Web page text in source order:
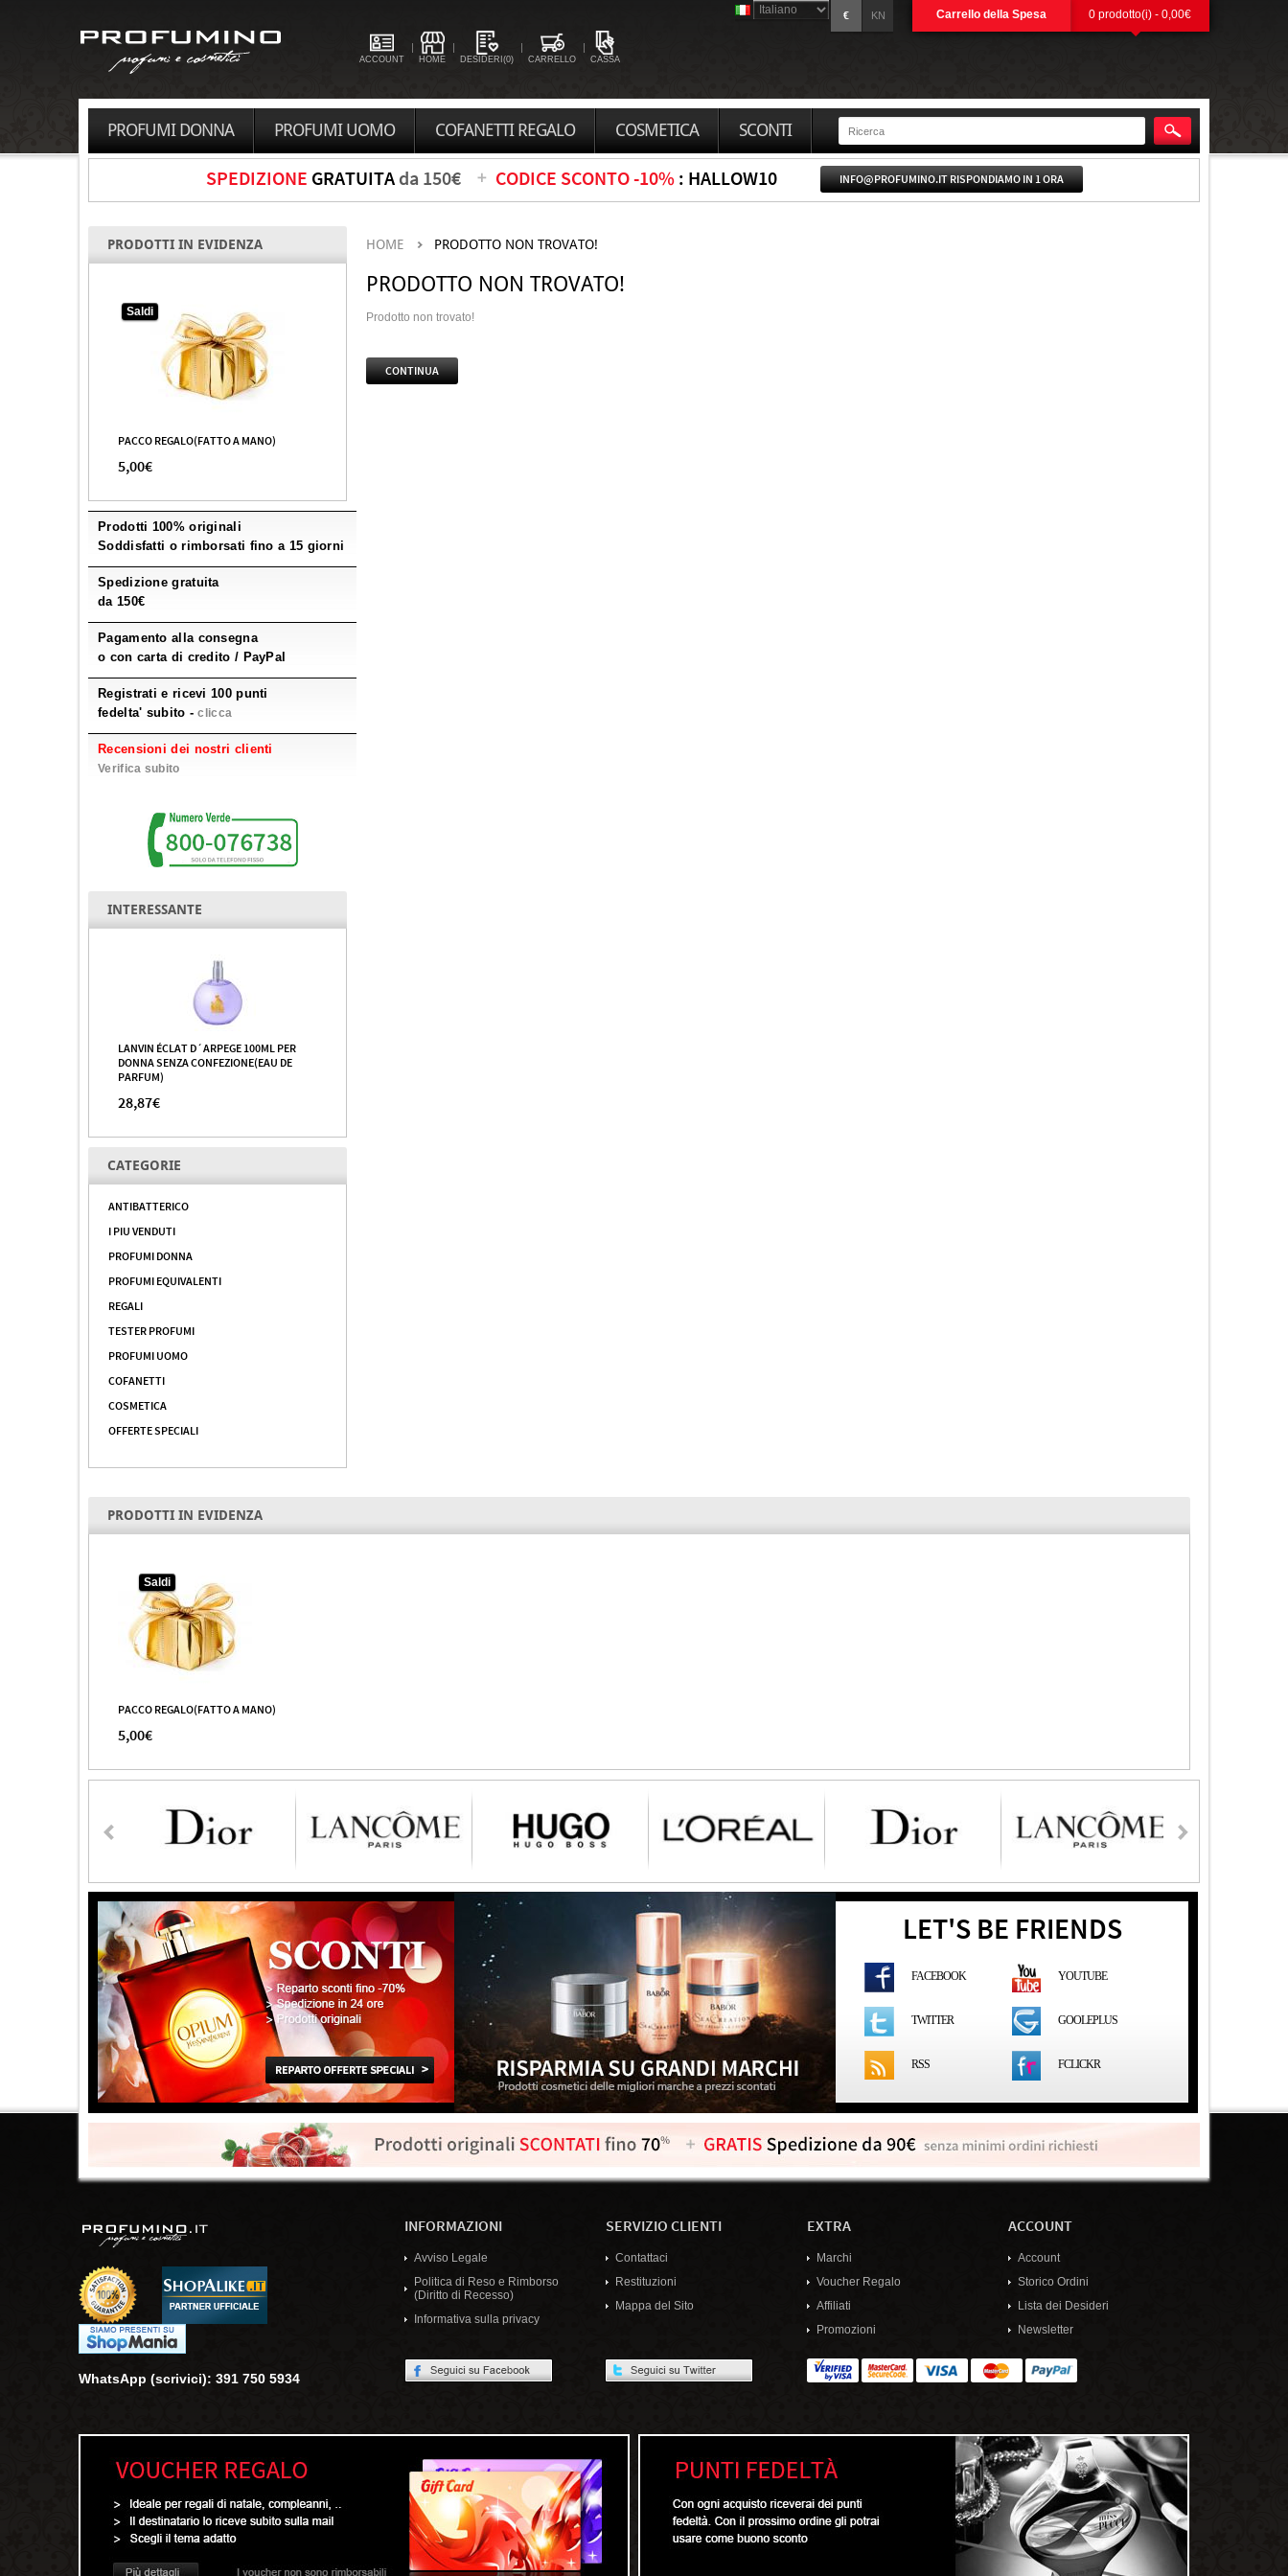
€ KN Carrello della Spesa 0 prodotto(i) - 0,00€
ACCOUNT HOME DESIDERI(0) CARRELLO CASSA
PROFUMI DONNA PROFUMI UOMO COFANETTI REGALO COSMETICA SCONTI
SPEDIZIONE GRATUITAda 150€ CODICE SCONTO -10% : HALLOW10 INFO@PROFUMINO.IT RISPONDIAMO IN 1 ORA
PRODOTTI IN EVIDENZA
Saldi
PACCO REGALO(FATTO A MANO)
5,00€
Prodotti 100% originali
Soddisfatti o rimborsati fino a 15 giorni
Spedizione gratuita
da 150€
Pagamento alla consegna
o con carta di credito / PayPal
Registrati e ricevi 100 punti
fedelta' subito -clicca
Recensioni dei nostri clienti
Verifica subito
INTERESSANTE
LANVIN ÉCLAT D´ARPEGE 100ML PER
DONNA SENZA CONFEZIONE(EAU DE
PARFUM)
28,87€
CATEGORIE
ANTIBATTERICO
I PIU VENDUTI
PROFUMI DONNA
PROFUMI EQUIVALENTI
REGALI
TESTER PROFUMI
PROFUMI UOMO
COFANETTI
COSMETICA
OFFERTE SPECIALI
HOME PRODOTTO NON TROVATO!
PRODOTTO NON TROVATO!
Prodotto non trovato!
CONTINUA
PRODOTTI IN EVIDENZA
Saldi
PACCO REGALO(FATTO A MANO)
5,00€
LET'S BE FRIENDS
FACEBOOK YOUTUBE
TWITTER GOOLEPLUS
RSS FCLICKR
WhatsApp (scrivici): 391 750 5934
INFORMAZIONI
Avviso Legale
Politica di Reso e Rimborso
(Diritto di Recesso)
Informativa sulla privacy
SERVIZIO CLIENTI
Contattaci
Restituzioni
Mappa del Sito
EXTRA
Marchi
Voucher Regalo
Affiliati
Promozioni
ACCOUNT
Account
Storico Ordini
Lista dei Desideri
Newsletter